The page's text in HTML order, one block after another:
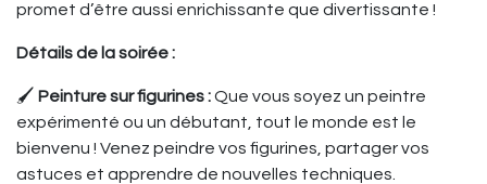
promet d’être aussi enrichissante que divertissante !
Détails de la soirée :
🖌️ Peinture sur figurines :Que vous soyez un peintre
expérimenté ou un débutant, tout le monde est le
bienvenu ! Venez peindre vos figurines, partager vos
astuces et apprendre de nouvelles techniques.